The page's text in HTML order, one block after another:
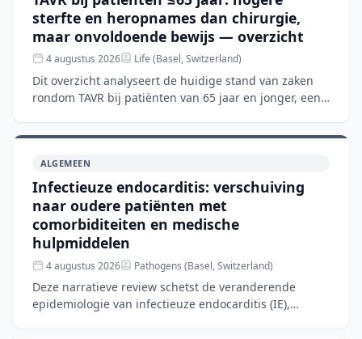
sterfte en heropnames dan chirurgie,
maar onvoldoende bewijs — overzicht
4 augustus 2026 Life (Basel, Switzerland)
Dit overzicht analyseert de huidige stand van zaken
rondom TAVR bij patiënten van 65 jaar en jonger, een
ALGEMEEN
Infectieuze endocarditis: verschuiving
naar oudere patiënten met
comorbiditeiten en medische
hulpmiddelen
4 augustus 2026 Pathogens (Basel, Switzerland)
Deze narratieve review schetst de veranderende
epidemiologie van infectieuze endocarditis (IE),